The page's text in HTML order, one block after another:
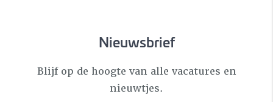
Nieuwsbrief
Blijf op de hoogte van alle vacatures en
nieuwtjes.